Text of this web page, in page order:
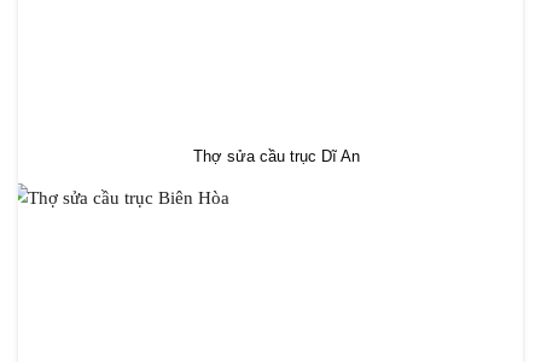
Thợ sửa cầu trục Dĩ An